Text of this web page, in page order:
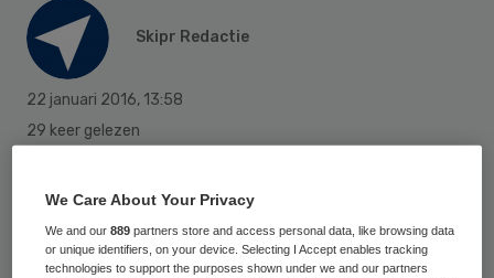
Skipr Redactie
22 januari 2016, 13:58
29 keer gelezen
Staatssecretaris Martin van Rijn
(Volksgezondheid) houdt de ontwikkelingen
rond thuiszorgorganisatie Vérian
We Care About Your Privacy
We and our889 partners store and access personal data, like browsing data
or unique identifiers, on your device. Selecting I Accept enables tracking
technologies to support the purposes shown under we and our partners